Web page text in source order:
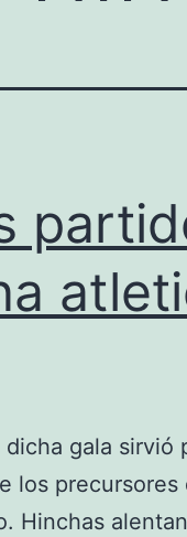
gala sirvió
los
Hinchas